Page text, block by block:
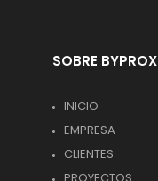
SOBRE BYPROX
INICIO
EMPRESA
CLIENTES